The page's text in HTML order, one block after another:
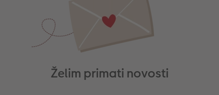
Želim primati novosti